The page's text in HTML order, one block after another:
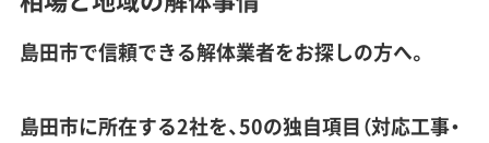
島田市で信頼できる解体業者をお探しの方へ。
島田市に所在する2社を、50の独自項目（対応工事・